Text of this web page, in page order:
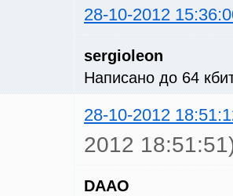
28-10-2012
sergioleon
Написано до 64
28-10-2012
2012
DAAO